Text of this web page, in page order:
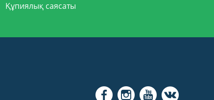
Құпиялық саясаты